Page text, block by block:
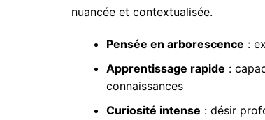
nuancée et contextualisée.
Pensée en arborescence :
Apprentissage rapide :
connaissances
Curiosité intense : désir